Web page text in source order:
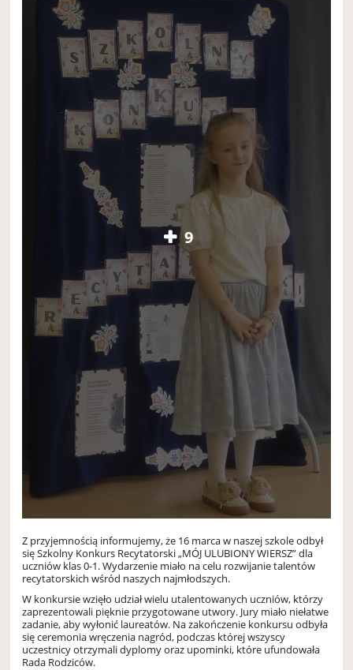
9
Z przyjemnością informujemy, że 16 marca w naszej szkole odbył
się Szkolny Konkurs Recytatorski „MÓJ ULUBIONY WIERSZ” dla
uczniów klas 0-1. Wydarzenie miało na celu rozwijanie talentów
recytatorskich wśród naszych najmłodszych.
W konkursie wzięło udział wielu utalentowanych uczniów, którzy
zaprezentowali pięknie przygotowane utwory. Jury miało niełatwe
zadanie, aby wyłonić laureatów. Na zakończenie konkursu odbyła
się ceremonia wręczenia nagród, podczas której wszyscy
uczestnicy otrzymali dyplomy oraz upominki, które ufundowała
Rada Rodziców.